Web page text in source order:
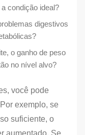
condição ideal?
digestivos
o ganho de peso
no nível alvo?
você pode
exemplo, se
suficiente, o
aumentado. Se